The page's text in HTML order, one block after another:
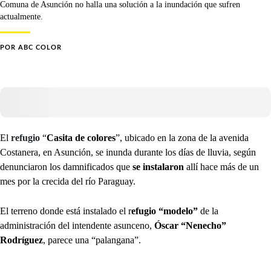
Comuna de Asunción no halla una solución a la inundación que sufren
actualmente.
POR ABC COLOR
El refugio “Casita de colores”, ubicado en la zona de la avenida
Costanera, en Asunción, se inunda durante los días de lluvia, según
denunciaron los damnificados que se instalaron allí hace más de un
mes por la crecida del río Paraguay.
El terreno donde está instalado el refugio “modelo” de la
administración del intendente asunceno, Óscar “Nenecho”
Rodríguez, parece una “palangana”.